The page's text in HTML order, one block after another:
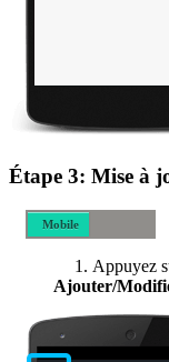
Étape 3: Mise à
Mobile
Appuyez
Ajouter/